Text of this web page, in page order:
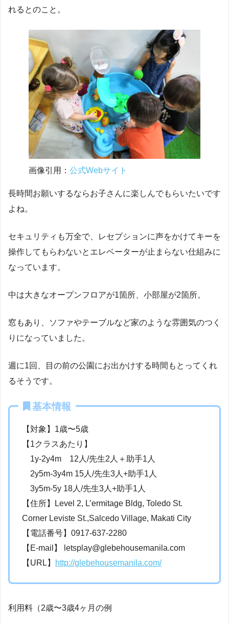
れるとのこと。
画像引用： 公式Webサイト
長時間お願いするならお子さんに楽しんでもらいたいです
よね。
セキュリティも万全で、レセプションに声をかけてキーを
操作してもらわないとエレベーターが止まらない仕組みに
なっています。
中は大きなオープンフロアが1箇所、小部屋が2箇所。
窓もあり、ソファやテーブルなど家のような雰囲気のつく
りになっていました。
週に1回、目の前の公園にお出かけする時間もとってくれ
るそうです。
基本情報
【対象】1歳〜5歳
【1クラスあたり】
1y-2y4m 12人/先生2人＋助手1人
2y5m-3y4m 15人/先生3人+助手1人
3y5m-5y 18人/先生3人+助手1人
【住所】Level 2, L’ermitage Bldg, Toledo St.
Corner Leviste St.,Salcedo Village, Makati City
【電話番号】0917-637-2280
【E-mail】 letsplay@glebehousemanila.com
【URL】
http://glebehousemanila.com/
利用料（2歳〜3歳4ヶ月の例